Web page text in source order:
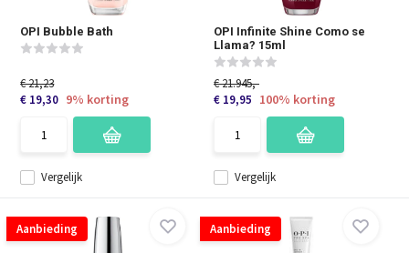
OPI Bubble Bath
Vergelijk
€ 21,23
€ 19,30 9% korting
OPI Infinite Shine Como se
Llama? 15ml
Vergelijk
€ 21.945,-
€ 19,95 100% korting
Aanbieding Aanbieding